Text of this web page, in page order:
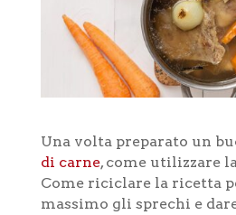
Una volta preparato un
di carne, come utilizzare
Come riciclare la ricetta
massimo gli sprechi e